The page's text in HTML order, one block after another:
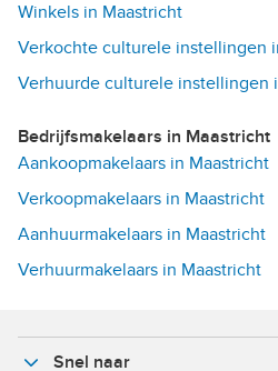
Winkels in Maastricht
Verkochte culturele instellingen
Verhuurde culturele instellingen
Bedrijfsmakelaars in Maastricht
Aankoopmakelaars in Maastricht
Verkoopmakelaars in Maastricht
Aanhuurmakelaars in Maastricht
Verhuurmakelaars in Maastricht
Snel naar